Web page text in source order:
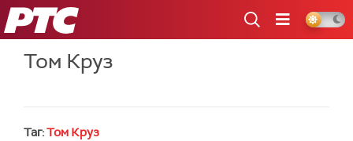
РТС
Том Круз
Таг:Том Круз